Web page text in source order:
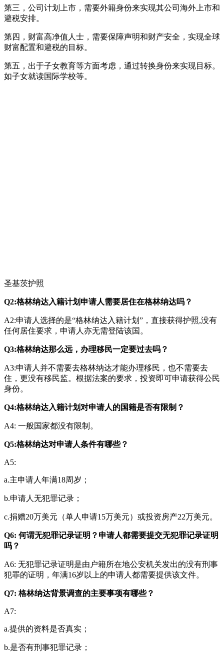
第三，公司计划上市，需要外籍身份来实现其公司海外上市和
避税安排。
第四，财富高净值人士，需要保障声明和财产安全，实现全球
财富配置和避税的目标。
第五，出于子女教育等方面考虑，通过转换身份来实现目标。
如子女就读国际学校等。
圣基茨护照
Q2:格林纳达入籍计划申请人需要居住在格林纳达吗？
A2:申请人选择的是“格林纳达入籍计划”，直接获得护照,没有
任何居住要求，申请人亦无需登陆该国。
Q3:格林纳达那么远，办理移民一定要过去吗？
A3:申请人并不需要去格林纳达才能办理移民，也不需要去
住，更没有移民监。根据法案的要求，投资即可申请获得公民
身份。
Q4:格林纳达入籍计划对申请人的国籍是否有限制？
A4: 一般国家都没有限制。
Q5:格林纳达对申请人条件有哪些？
A5:
a.主申请人年满18周岁；
b.申请人无犯罪记录；
c.捐赠20万美元（单人申请15万美元）或投资房产22万美元。
Q6: 何谓无犯罪记录证明？申请人都需要提交无犯罪记录证明
吗？
A6: 无犯罪记录证明是由户籍所在地公安机关发出的没有刑事
犯罪的证明，年满16岁以上的申请人都需要提供该文件。
Q7: 格林纳达背景调查的主要事项有哪些？
A7:
a.提供的资料是否真实；
b.是否有刑事犯罪记录；